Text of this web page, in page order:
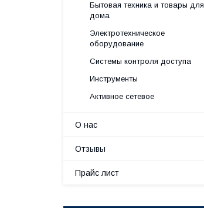
Бытовая техника и товары для
дома
Электротехническое
оборудование
Системы контроля доступа
Инструменты
Активное сетевое
О нас
Отзывы
Прайс лист